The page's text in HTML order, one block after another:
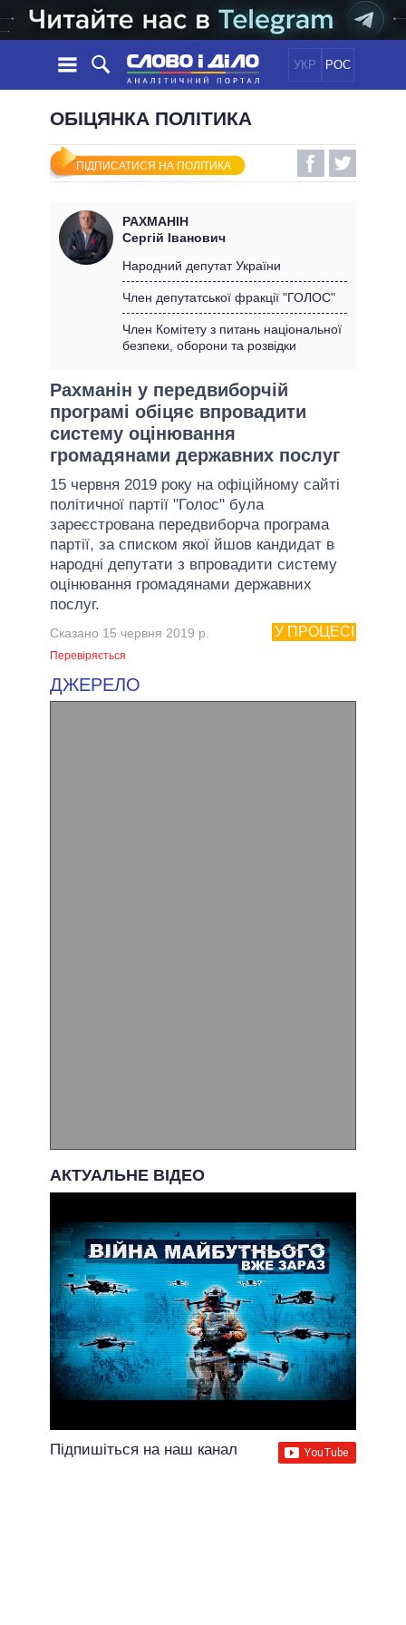
УКР РОС
НОВИНИ
СТРІЧКА
ПОДІЇ
СТАТТІ
ДУМКИ
ОГЛЯДИ
ДАЙДЖЕСТИ
ПОЛІТИКА
ЕКОНОМІКА
СВІТ
ОБIЦЯНКИ
УСІ ПОЛІТИКИ
ПРЕЗИДЕНТ І ОФІС
КАБІНЕТ МІНІСТРІВ
ГОЛОВИ ОБЛАДМІНІСТРАЦІЙ
ВСІ ПЕРСОНИ
ІНФОГРАФІКА
ВІДЕО
ПІДТРИМАТИ
ПОРІВНЯННЯ ПОЛІТИКІВ
ОБІЦЯНКА ПОЛІТИКА
ПІДПИСАТИСЯ НА ПОЛІТИКА
РАХМАНІН
Сергій Іванович
Народний депутат України
Член депутатської фракції "ГОЛОС"
Член Комітету з питань національної
безпеки, оборони та розвідки
Рахманін у передвиборчій
програмі обіцяє впровадити
систему оцінювання
громадянами державних послуг
15 червня 2019 року на офіційному сайті
політичної партії "Голос" була
зареєстрована передвиборча програма
партії, за списком якої йшов кандидат в
народні депутати з впровадити систему
оцінювання громадянами державних
послуг.
У ПРОЦЕСІ
Сказано 15 червня 2019 р.
Перевіряється
ДЖЕРЕЛО
АКТУАЛЬНЕ ВІДЕО
Підпишіться на наш канал